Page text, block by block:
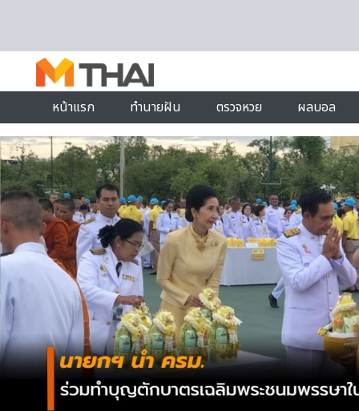
หน้าแรก ทำนายฝัน ตรวจหวย ผลบอล